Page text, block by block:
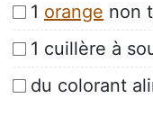
1 orange non
1 cuillère à
du colorant